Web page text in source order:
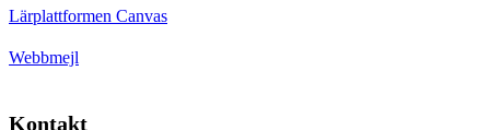
Lärplattformen Canvas
Webbmejl
Kontakt